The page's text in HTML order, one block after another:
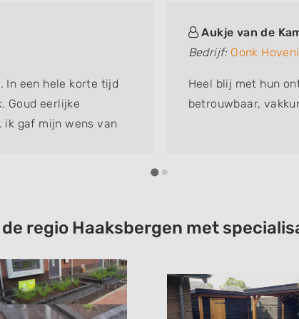
In een hele korte tijd
Goud eerlijke
ik gaf mijn wens van
zijn gang te
mensen die werken.
Ik kan niet wachten
was me het geld
Aukje van de
Bedrijf: Oonk
Heel blij met hun
betrouwbaar,
regio Haaksbergen met